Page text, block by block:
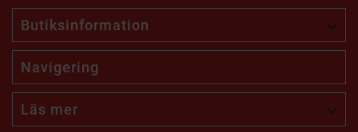
Butiksinformation 
Navigering
Läs mer 